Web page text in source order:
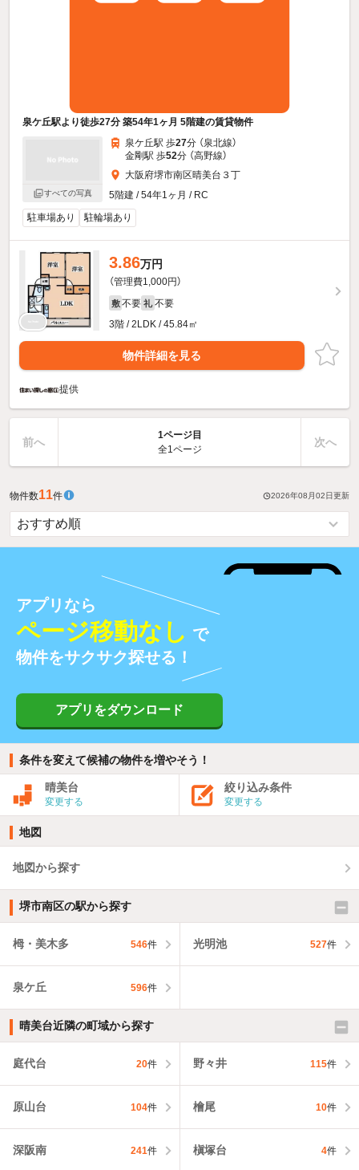
泉ケ丘駅より徒歩27分 築54年1ヶ月 5階建の賃貸物件
すべての写真
泉ケ丘駅 歩27分 （泉北線）
金剛駅 歩52分 （高野線）
大阪府堺市南区晴美台３丁
5階建 / 54年1ヶ月 / RC
駐車場あり 駐輪場あり
3.86万円
（管理費1,000円）
敷 不要 礼 不要
3階 / 2LDK / 45.84㎡
物件詳細を見る
提供
前へ
1ページ目
全1ページ
次へ
物件数11件 2026年08月02日更新
アプリなら
ページ移動なし で
物件をサクサク探せる！
アプリをダウンロード
条件を変えて候補の物件を増やそう！
晴美台
変更する
絞り込み条件
変更する
地図
地図から探す
堺市南区の駅から探す
栂・美木多 546件 光明池 527件
泉ケ丘 596件
晴美台近隣の町域から探す
庭代台 20件 野々井 115件
原山台 104件 檜尾 10件
深阪南 241件 槇塚台 4件